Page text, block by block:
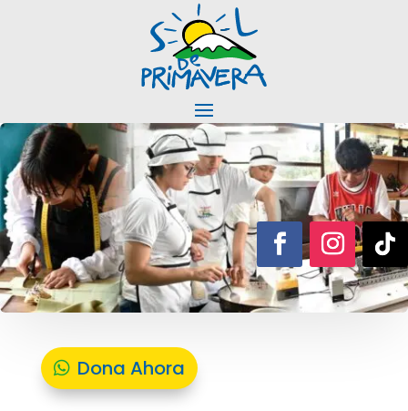
Dona Ahora